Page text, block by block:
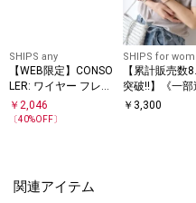
SHIPS any
【WEB限定】CONSO
LER: ワイヤー フレー
ム ストーン ピアス
￥ 2,046
〔40%OFF〕
SHIPS for
【累計販売数
突破!!】《一部
約》【WEB限
￥ 3,300
関連アイテム